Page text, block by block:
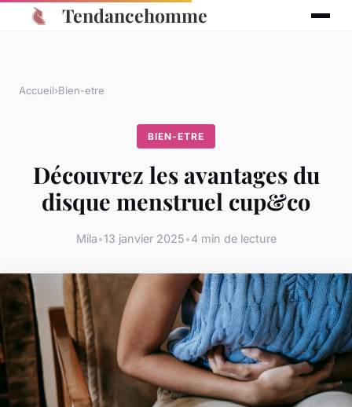
Tendancehomme
Accueil›Bien-etre
BIEN-ETRE
Découvrez les avantages du
disque menstruel cup&co
Mila•13 janvier 2025•4 min de lecture